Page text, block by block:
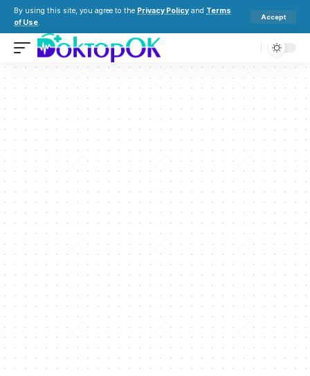
By using this site, you agree to the Privacy Policy and Terms
of Use.
Accept